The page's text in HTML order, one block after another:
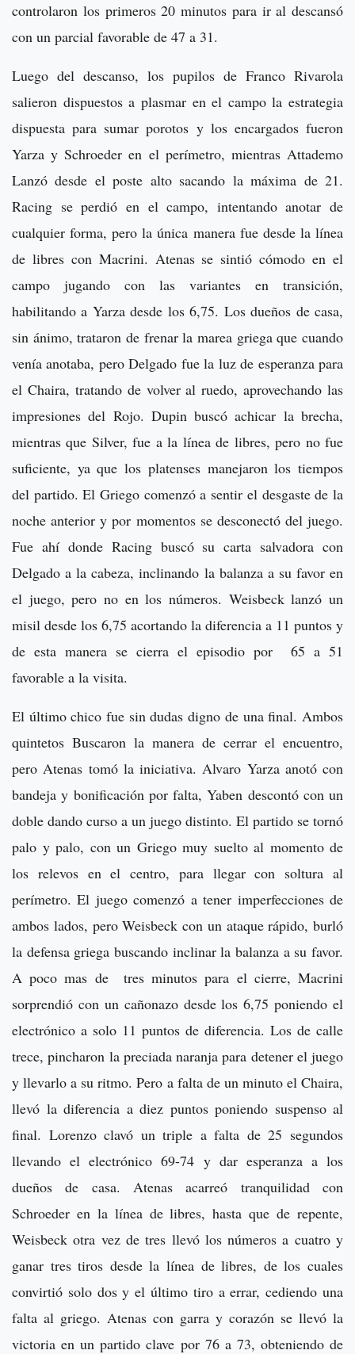
controlaron los primeros 20 minutos para ir al descansó
con un parcial favorable de 47 a 31.
Luego del descanso, los pupilos de Franco Rivarola
salieron dispuestos a plasmar en el campo la estrategia
dispuesta para sumar porotos y los encargados fueron
Yarza y Schroeder en el perímetro, mientras Attademo
Lanzó desde el poste alto sacando la máxima de 21.
Racing se perdió en el campo, intentando anotar de
cualquier forma, pero la única manera fue desde la línea
de libres con Macrini. Atenas se sintió cómodo en el
campo jugando con las variantes en transición,
habilitando a Yarza desde los 6,75. Los dueños de casa,
sin ánimo, trataron de frenar la marea griega que cuando
venía anotaba, pero Delgado fue la luz de esperanza para
el Chaira, tratando de volver al ruedo, aprovechando las
impresiones del Rojo. Dupin buscó achicar la brecha,
mientras que Silver, fue a la línea de libres, pero no fue
suficiente, ya que los platenses manejaron los tiempos
del partido. El Griego comenzó a sentir el desgaste de la
noche anterior y por momentos se desconectó del juego.
Fue ahí donde Racing buscó su carta salvadora con
Delgado a la cabeza, inclinando la balanza a su favor en
el juego, pero no en los números. Weisbeck lanzó un
misil desde los 6,75 acortando la diferencia a 11 puntos y
de esta manera se cierra el episodio por 65 a 51
favorable a la visita.
El último chico fue sin dudas digno de una final. Ambos
quintetos Buscaron la manera de cerrar el encuentro,
pero Atenas tomó la iniciativa. Alvaro Yarza anotó con
bandeja y bonificación por falta, Yaben descontó con un
doble dando curso a un juego distinto. El partido se tornó
palo y palo, con un Griego muy suelto al momento de
los relevos en el centro, para llegar con soltura al
perímetro. El juego comenzó a tener imperfecciones de
ambos lados, pero Weisbeck con un ataque rápido, burló
la defensa griega buscando inclinar la balanza a su favor.
A poco mas de tres minutos para el cierre, Macrini
sorprendió con un cañonazo desde los 6,75 poniendo el
electrónico a solo 11 puntos de diferencia. Los de calle
trece, pincharon la preciada naranja para detener el juego
y llevarlo a su ritmo. Pero a falta de un minuto el Chaira,
llevó la diferencia a diez puntos poniendo suspenso al
final. Lorenzo clavó un triple a falta de 25 segundos
llevando el electrónico 69-74 y dar esperanza a los
dueños de casa. Atenas acarreó tranquilidad con
Schroeder en la línea de libres, hasta que de repente,
Weisbeck otra vez de tres llevó los números a cuatro y
ganar tres tiros desde la línea de libres, de los cuales
convirtió solo dos y el último tiro a errar, cediendo una
falta al griego. Atenas con garra y corazón se llevó la
victoria en un partido clave por 76 a 73, obteniendo de